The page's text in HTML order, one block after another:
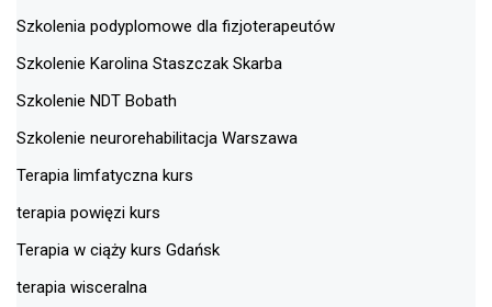
Szkolenia podyplomowe dla fizjoterapeutów
Szkolenie Karolina Staszczak Skarba
Szkolenie NDT Bobath
Szkolenie neurorehabilitacja Warszawa
Terapia limfatyczna kurs
terapia powięzi kurs
Terapia w ciąży kurs Gdańsk
terapia wisceralna